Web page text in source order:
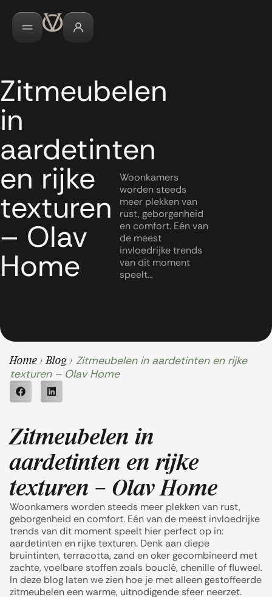
Zitmeubelen
in
aardetinten
en rijke
texturen
– Olav
Home
Woonkamers
worden steeds
meer plekken van
rust, geborgenheid
en comfort. Eén van
de meest
invloedrijke trends
van dit moment
speelt…
Home >Blog > Zitmeubelen in aardetinten en rijke
texturen – Olav Home
Zitmeubelen in
aardetinten en rijke
texturen – Olav Home
Woonkamers worden steeds meer plekken van rust,
geborgenheid en comfort. Eén van de meest invloedrijke
trends van dit moment speelt hier perfect op in:
aardetinten en rijke texturen. Denk aan diepe
bruintinten, terracotta, zand en oker gecombineerd met
zachte, voelbare stoffen zoals bouclé, chenille of fluweel.
In deze blog laten we zien hoe je met alleen gestoffeerde
zitmeubelen een warme, uitnodigende sfeer neerzet.